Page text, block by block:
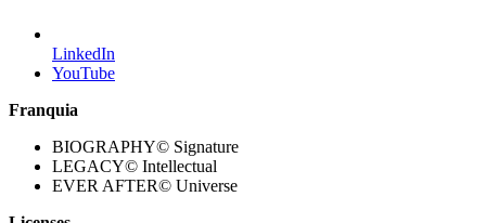
LinkedIn
YouTube
Franquia
BIOGRAPHY© Signature
LEGACY© Intellectual
EVER AFTER© Universe